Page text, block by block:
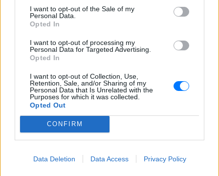
I want to opt-out of the Sale of my
Personal Data.
Opted In
I want to opt-out of processing my
Personal Data for Targeted Advertising.
Opted In
I want to opt-out of Collection, Use,
Retention, Sale, and/or Sharing of my
Personal Data that Is Unrelated with the
Purposes for which it was collected.
Opted Out
CONFIRM
Data Deletion Data Access Privacy Policy
ΔΕΙΤΕ ΕΠΙΣΗΣ